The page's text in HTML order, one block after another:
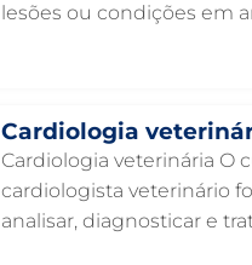
lesões ou condições em
Cardiologia
Cardiologia veterinária O
cardiologista veterinário
analisar, diagnosticar e